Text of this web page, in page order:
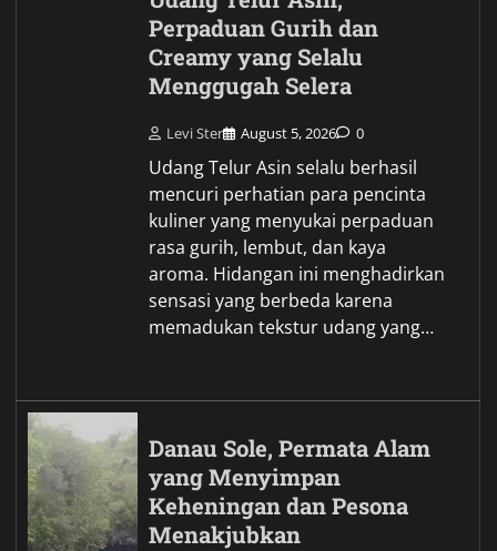
Perpaduan Gurih dan
Creamy yang Selalu
Menggugah Selera
Levi Ster August 5, 2026 0
Udang Telur Asin selalu berhasil
mencuri perhatian para pencinta
kuliner yang menyukai perpaduan
rasa gurih, lembut, dan kaya
aroma. Hidangan ini menghadirkan
sensasi yang berbeda karena
memadukan tekstur udang yang…
Danau Sole, Permata Alam
yang Menyimpan
Keheningan dan Pesona
Menakjubkan